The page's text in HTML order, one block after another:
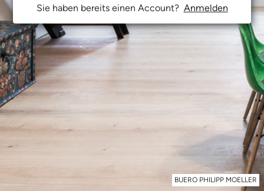
BUERO PHILIPP MOELLER
Sie haben bereits einen Account? Anmelden